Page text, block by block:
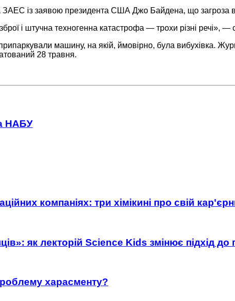
із заявою президента США Джо Байдена, що загроза
і штучна техногенна катастрофа — трохи різні речі», —
машину, на якій, ймовірно, була вибухівка.
28 травня.
НАБУ
компаніях: три хімікині про свій
як лекторій Science Kids змінює підхід до
харасменту?